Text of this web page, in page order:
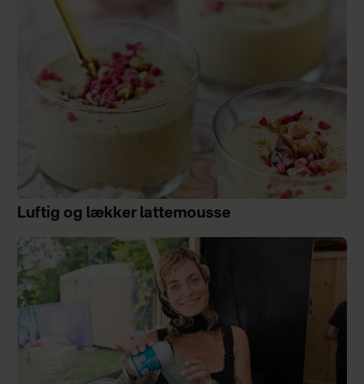
Luftig og lækker lattemousse